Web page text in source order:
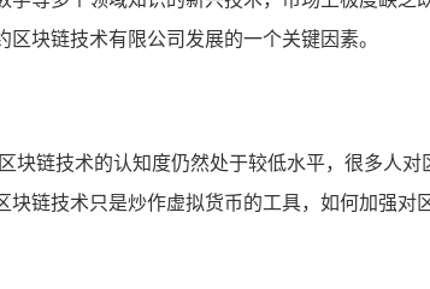
块链技术有限公司发展的一个关键因素。
块链技术的认知度仍然处于较低水平，很多人
链技术只是炒作虚拟货币的工具，如何加强